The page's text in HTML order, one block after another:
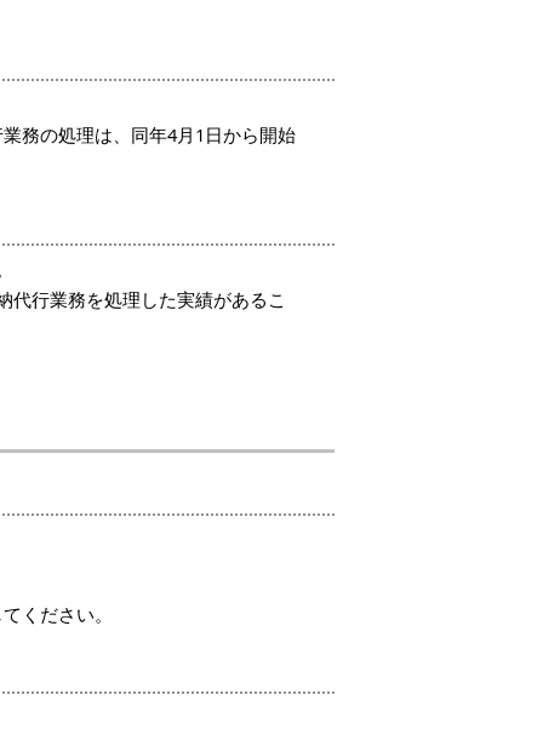
務の処理は、同年4月1日から開始
代行業務を処理した実績があるこ
ください。